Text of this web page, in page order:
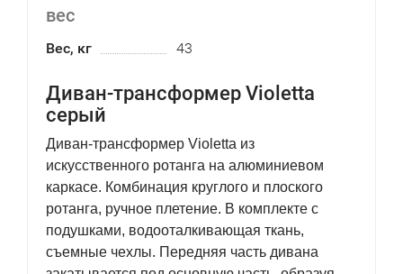
вес
Вес, кг 43
Диван-трансформер Violetta
серый
Диван-трансформер Violetta из
искусственного ротанга на алюминиевом
каркасе. Комбинация круглого и плоского
ротанга, ручное плетение. В комплекте с
подушками, водооталкивающая ткань,
съемные чехлы. Передняя часть дивана